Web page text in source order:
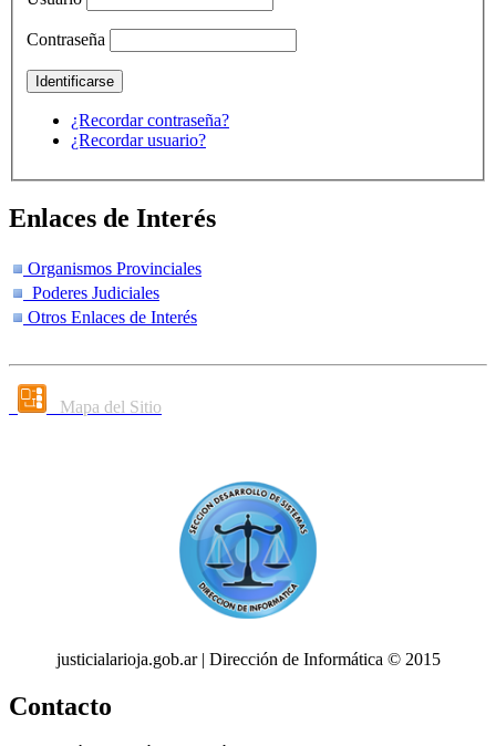
Contraseña
¿Recordar contraseña?
¿Recordar usuario?
Enlaces de Interés
Organismos Provinciales
Poderes Judiciales
Otros Enlaces de Interés
Mapa del Sitio
justicialarioja.gob.ar | Dirección de Informática © 2015
Contacto